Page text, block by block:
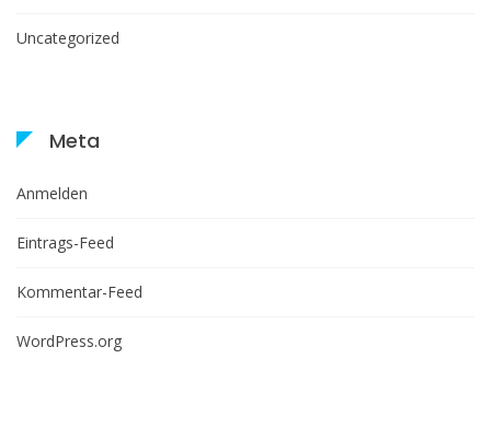
Uncategorized
Meta
Anmelden
Eintrags-Feed
Kommentar-Feed
WordPress.org